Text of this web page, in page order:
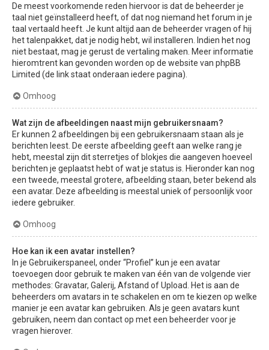
De meest voorkomende reden hiervoor is dat de beheerder je
taal niet geïnstalleerd heeft, of dat nog niemand het forum in je
taal vertaald heeft. Je kunt altijd aan de beheerder vragen of hij
het talenpakket, dat je nodig hebt, wil installeren. Indien het nog
niet bestaat, mag je gerust de vertaling maken. Meer informatie
hieromtrent kan gevonden worden op de website van phpBB
Limited (de link staat onderaan iedere pagina).
Omhoog
Wat zijn de afbeeldingen naast mijn gebruikersnaam?
Er kunnen 2 afbeeldingen bij een gebruikersnaam staan als je
berichten leest. De eerste afbeelding geeft aan welke rang je
hebt, meestal zijn dit sterretjes of blokjes die aangeven hoeveel
berichten je geplaatst hebt of wat je status is. Hieronder kan nog
een tweede, meestal grotere, afbeelding staan, beter bekend als
een avatar. Deze afbeelding is meestal uniek of persoonlijk voor
iedere gebruiker.
Omhoog
Hoe kan ik een avatar instellen?
In je Gebruikerspaneel, onder “Profiel” kun je een avatar
toevoegen door gebruik te maken van één van de volgende vier
methodes: Gravatar, Galerij, Afstand of Upload. Het is aan de
beheerders om avatars in te schakelen en om te kiezen op welke
manier je een avatar kan gebruiken. Als je geen avatars kunt
gebruiken, neem dan contact op met een beheerder voor je
vragen hierover.